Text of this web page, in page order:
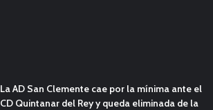
La AD San Clemente cae por la mínima ante el
CD Quintanar del Rey y queda eliminada de la